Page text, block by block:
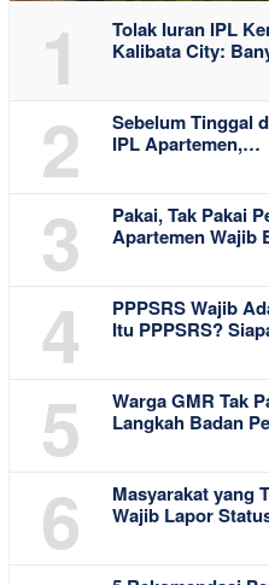
1
Tolak Iuran IPL
Kalibata City:
2
Sebelum Tinggal
IPL Apartemen,…
3
Pakai, Tak Pakai
Apartemen Wajib
4
PPPSRS Wajib
Itu PPPSRS?
5
Warga GMR Tak
Langkah Badan
6
Masyarakat yang
Wajib Lapor